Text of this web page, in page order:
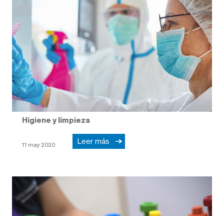
Higiene y limpieza
11 may 2020 Leer más